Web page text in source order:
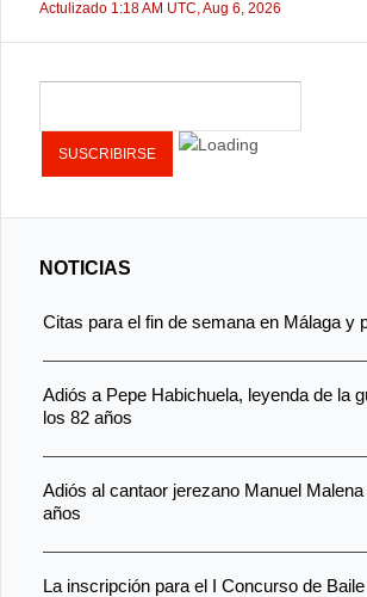
Actulizado 1:18 AM UTC, Aug 6, 2026
NOTICIAS
Citas para el fin de semana en Málaga y
Adiós a Pepe Habichuela, leyenda de la
los 82 años
Adiós al cantaor jerezano Manuel
años
La inscripción para el I Concurso de